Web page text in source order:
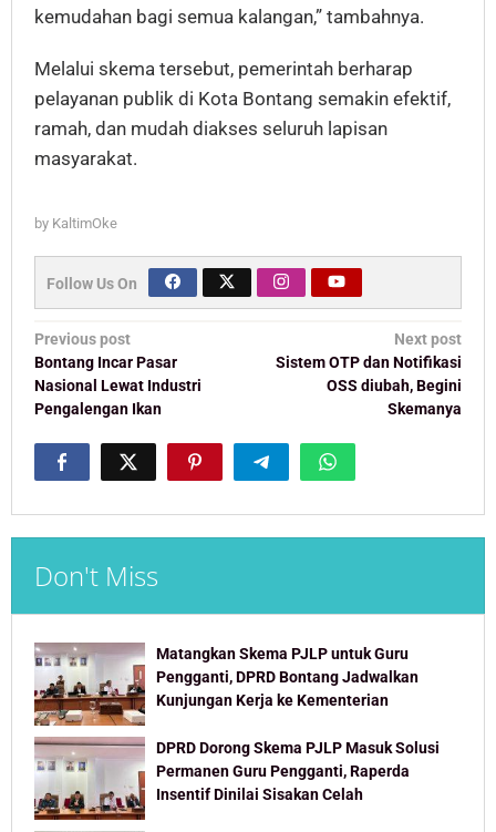
kemudahan bagi semua kalangan,” tambahnya.
Melalui skema tersebut, pemerintah berharap
pelayanan publik di Kota Bontang semakin efektif,
ramah, dan mudah diakses seluruh lapisan
masyarakat.
by KaltimOke
Follow Us On
Post
navigation
Previous post
Bontang Incar Pasar
Nasional Lewat Industri
Pengalengan Ikan
Next post
Sistem OTP dan Notifikasi
OSS diubah, Begini
Skemanya
Don't Miss
Matangkan Skema PJLP untuk Guru
Pengganti, DPRD Bontang Jadwalkan
Kunjungan Kerja ke Kementerian
DPRD Dorong Skema PJLP Masuk Solusi
Permanen Guru Pengganti, Raperda
Insentif Dinilai Sisakan Celah